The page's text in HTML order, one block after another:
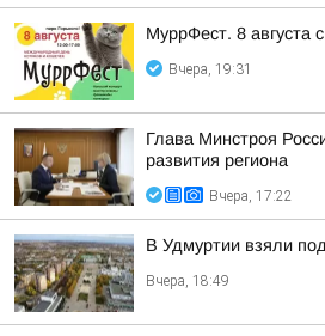
МуррФест. 8 августа
Вчера, 19:31
Глава Минстроя
развития региона
Вчера, 17:22
В Удмуртии взяли
Вчера, 18:49